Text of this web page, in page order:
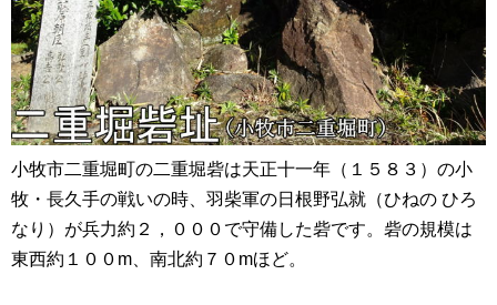
小牧市二重堀町の二重堀砦は天正十一年（１５８３）の小
牧・長久手の戦いの時、羽柴軍の日根野弘就（ひねの ひろ
なり）が兵力約２，０００で守備した砦です。砦の規模は
東西約１００m、南北約７０mほど。